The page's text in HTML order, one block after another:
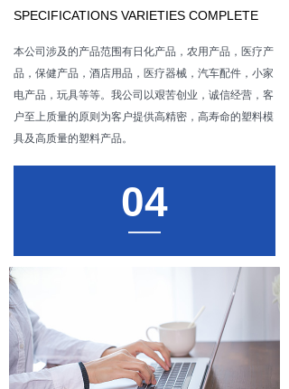
本公司涉及的产品范围有日化产品，农用产品，医疗产
品，保健产品，酒店用品，医疗器械，汽车配件，小家
电产品，玩具等等。我公司以艰苦创业，诚信经营，客
户至上质量的原则为客户提供高精密，高寿命的塑料模
具及高质量的塑料产品。
SPECIFICATIONS VARIETIES COMPLETE
04
——